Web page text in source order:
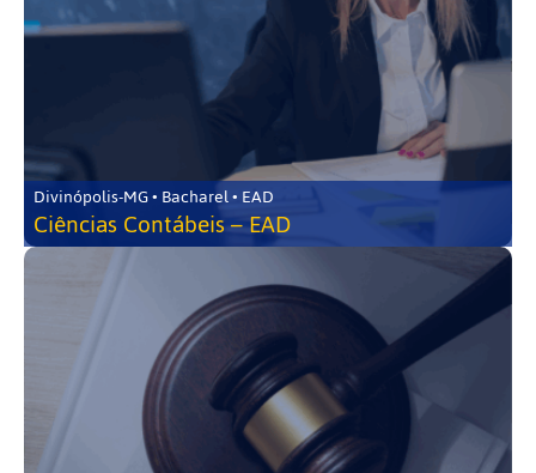
Divinópolis-MG • Bacharel • EAD
Ciências Contábeis – EAD